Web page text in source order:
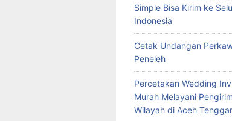
Simple Bisa Kirim ke
Indonesia
Cetak Undangan
Peneleh
Percetakan Wedding
Murah Melayani
Wilayah di Aceh